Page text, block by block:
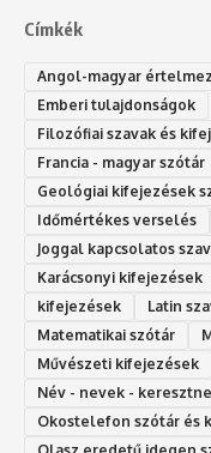
Címkék
Angol-magyar
Emberi tulajdonságok
Filozófiai szavak és
Francia - magyar szótár
Geológiai kifejezések
Időmértékes verselés
Joggal kapcsolatos
Karácsonyi kifejezések
kifejezések
Latin
Matematikai szótár
Művészeti kifejezések
Név - nevek -
Okostelefon szótár és